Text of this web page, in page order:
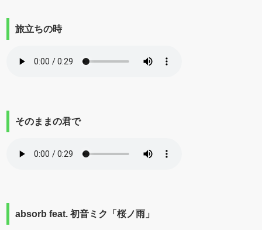
旅立ちの時
そのままの君で
absorb feat. 初音ミク「桜ノ雨」